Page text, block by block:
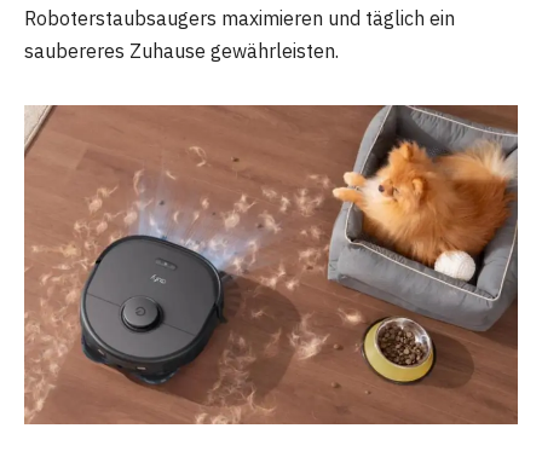
Roboterstaubsaugers maximieren und täglich ein
saubereres Zuhause gewährleisten.